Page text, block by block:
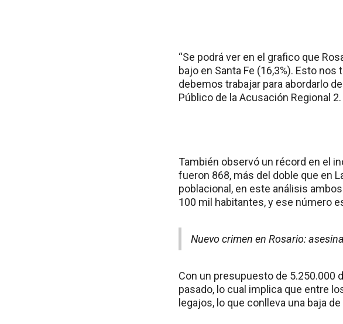
“Se podrá ver en el grafico que
bajo en Santa Fe (16,3%). Esto
debemos trabajar para abordarlo
Público de la Acusación Regional 2.
También observó un récord en el
fueron 868, más del doble que en
poblacional, en este análisis
100 mil habitantes, y ese número
Nuevo crimen en Rosario:
Con un presupuesto de 5.250.000
pasado, lo cual implica que entre
legajos, lo que conlleva una baja